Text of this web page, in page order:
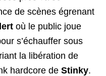
de scènes égrenant
où le public joue
s’échauffer sous
la libération de
hardcore de Stinky.